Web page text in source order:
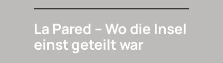
La Pared – Wo die Insel
einst geteilt war